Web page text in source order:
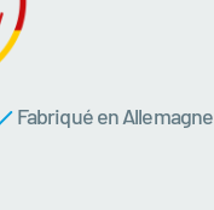
Fabriqué en Allemagne